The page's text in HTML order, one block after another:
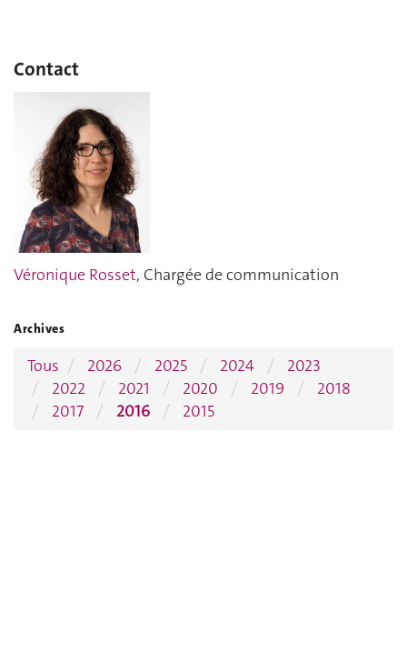
Contact
Véronique Rosset, Chargée de communication
Archives
Tous 2026 2025 2024
2023
2022
2021 2020 2019
2018
2017
2016 2015